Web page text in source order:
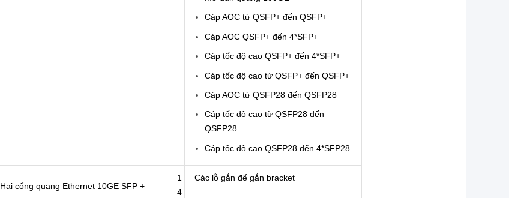
Cáp AOC từ QSFP+ đến QSFP+
Cáp AOC QSFP+ đến 4*SFP+
Cáp tốc độ cao QSFP+ đến 4*SFP+
Cáp tốc độ cao từ QSFP+ đến QSFP+
Cáp AOC từ QSFP28 đến QSFP28
Cáp tốc độ cao từ QSFP28 đến
QSFP28
Cáp tốc độ cao QSFP28 đến 4*SFP28
Hai cổng quang Ethernet 10GE SFP +
1
4
Các lỗ gắn để gắn bracket